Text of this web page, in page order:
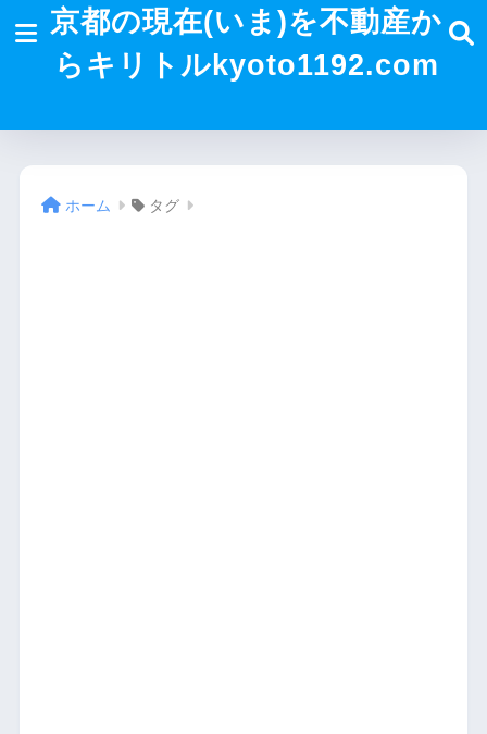
京都の現在(いま)を不動産か
らキリトルkyoto1192.com
ホーム タグ